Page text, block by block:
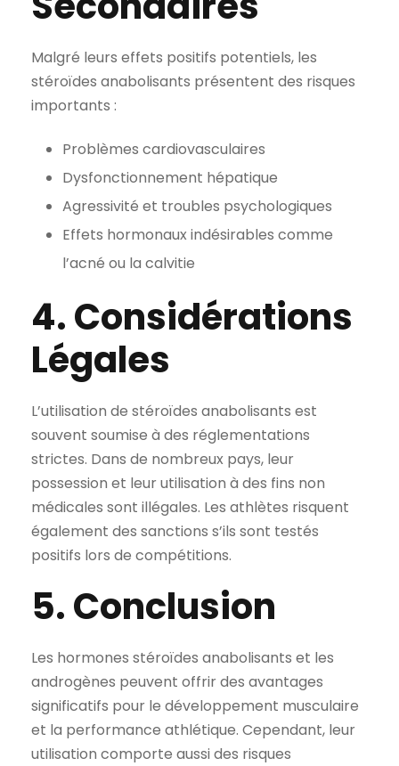
Malgré leurs effets positifs potentiels, les
stéroïdes anabolisants présentent des risques
importants :
Problèmes cardiovasculaires
Dysfonctionnement hépatique
Agressivité et troubles psychologiques
Effets hormonaux indésirables comme
l’acné ou la calvitie
4. Considérations
Légales
L’utilisation de stéroïdes anabolisants est
souvent soumise à des réglementations
strictes. Dans de nombreux pays, leur
possession et leur utilisation à des fins non
médicales sont illégales. Les athlètes risquent
également des sanctions s’ils sont testés
positifs lors de compétitions.
5. Conclusion
Les hormones stéroïdes anabolisants et les
androgènes peuvent offrir des avantages
significatifs pour le développement musculaire
et la performance athlétique. Cependant, leur
utilisation comporte aussi des risques